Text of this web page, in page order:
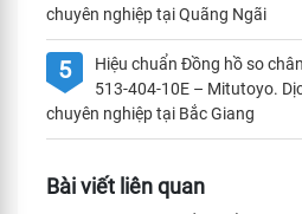
chuyên nghiệp tại Quãng Ngãi
5
Hiệu chuẩn Đồng hồ so
513-404-10E – Mitutoyo.
chuyên nghiệp tại Bắc Giang
Bài viết liên quan